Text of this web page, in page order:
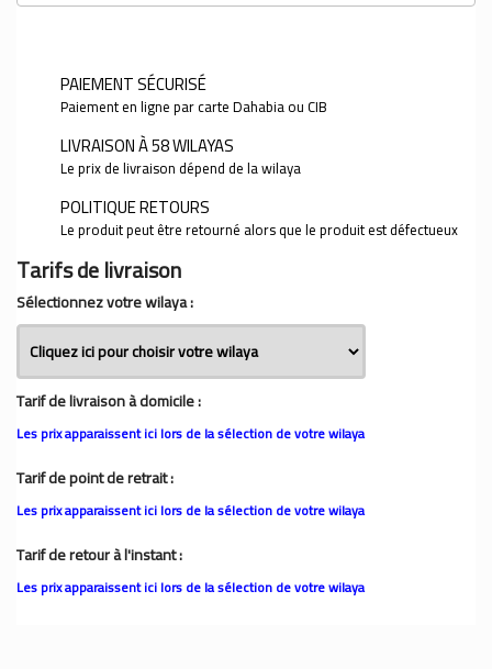
PAIEMENT SÉCURISÉ
Paiement en ligne par carte Dahabia ou CIB
LIVRAISON À 58 WILAYAS
Le prix de livraison dépend de la wilaya
POLITIQUE RETOURS
Le produit peut être retourné alors que le produit est défectueux
Tarifs de livraison
Sélectionnez votre wilaya :
Tarif de livraison à domicile :
Les prix apparaissent ici lors de la sélection de votre wilaya
Tarif de point de retrait :
Les prix apparaissent ici lors de la sélection de votre wilaya
Tarif de retour à l'instant :
Les prix apparaissent ici lors de la sélection de votre wilaya